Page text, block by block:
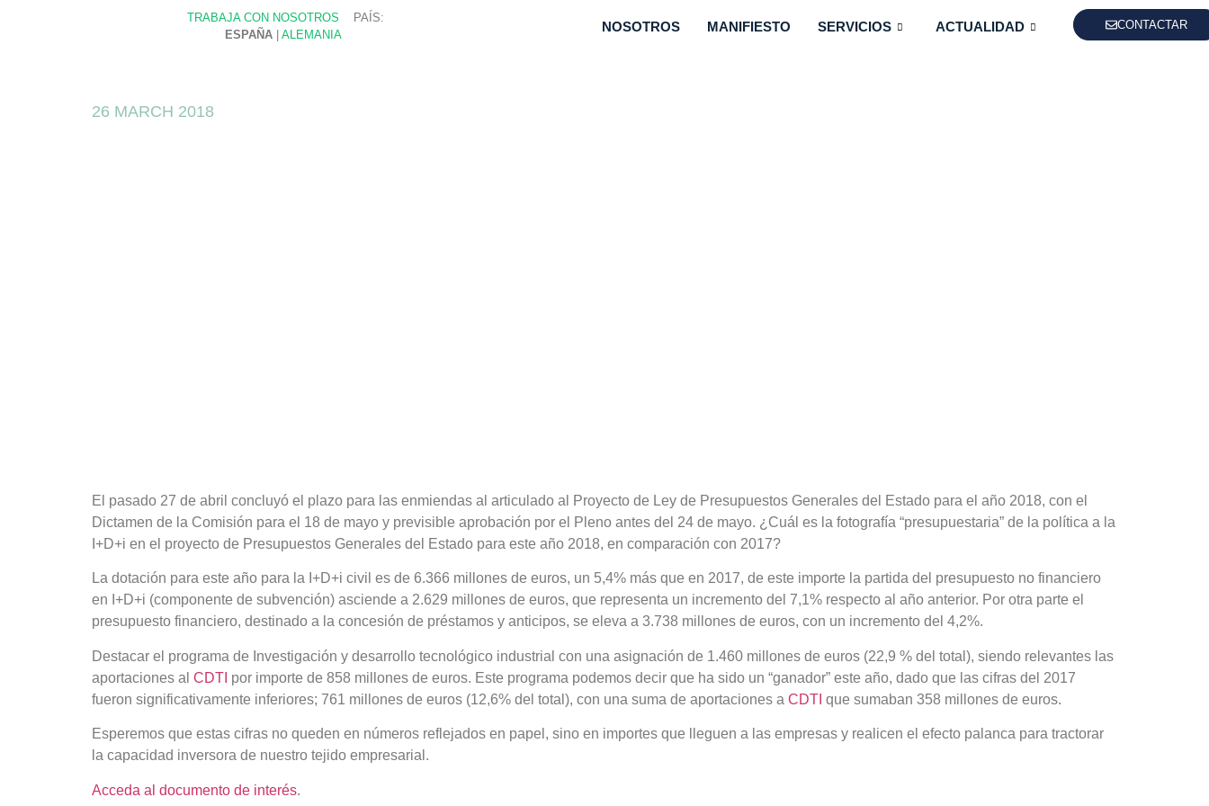
TRABAJA CON NOSOTROS PAÍS:
ESPAÑA |ALEMANIA
NOSOTROS MANIFIESTO SERVICIOS ACTUALIDAD CONTACTAR
26 MARCH 2018
El pasado 27 de abril concluyó el plazo para las enmiendas al articulado al Proyecto de Ley de Presupuestos Generales del Estado para el año 2018, con el
Dictamen de la Comisión para el 18 de mayo y previsible aprobación por el Pleno antes del 24 de mayo. ¿Cuál es la fotografía “presupuestaria” de la política a la
I+D+i en el proyecto de Presupuestos Generales del Estado para este año 2018, en comparación con 2017?
La dotación para este año para la I+D+i civil es de 6.366 millones de euros, un 5,4% más que en 2017, de este importe la partida del presupuesto no financiero
en I+D+i (componente de subvención) asciende a 2.629 millones de euros, que representa un incremento del 7,1% respecto al año anterior. Por otra parte el
presupuesto financiero, destinado a la concesión de préstamos y anticipos, se eleva a 3.738 millones de euros, con un incremento del 4,2%.
Destacar el programa de Investigación y desarrollo tecnológico industrial con una asignación de 1.460 millones de euros (22,9 % del total), siendo relevantes las
aportaciones al CDTI por importe de 858 millones de euros. Este programa podemos decir que ha sido un “ganador” este año, dado que las cifras del 2017
fueron significativamente inferiores; 761 millones de euros (12,6% del total), con una suma de aportaciones a CDTI que sumaban 358 millones de euros.
Esperemos que estas cifras no queden en números reflejados en papel, sino en importes que lleguen a las empresas y realicen el efecto palanca para tractorar
la capacidad inversora de nuestro tejido empresarial.
Acceda al documento de interés.